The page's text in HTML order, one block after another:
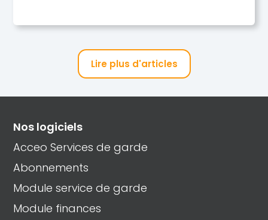
Lire plus d'articles
Nos logiciels
Acceo Services de garde
Abonnements
Module service de garde
Module finances